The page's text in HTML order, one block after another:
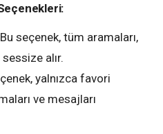
Bu seçenek, tüm aramaları,
alır.
yalnızca favori
ve mesajları